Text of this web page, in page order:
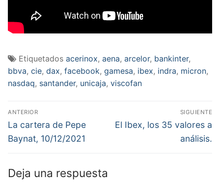
Etiquetados acerinox, aena, arcelor, bankinter,
bbva, cie, dax, facebook, gamesa, ibex, indra, micron,
nasdaq, santander, unicaja, viscofan
Navegación
de
entradas
ANTERIOR
Entrada
anterior:
La cartera de Pepe
Baynat, 10/12/2021
SIGUIENTE
Entrada
El Ibex, los 35 valores a
análisis.
Deja una respuesta